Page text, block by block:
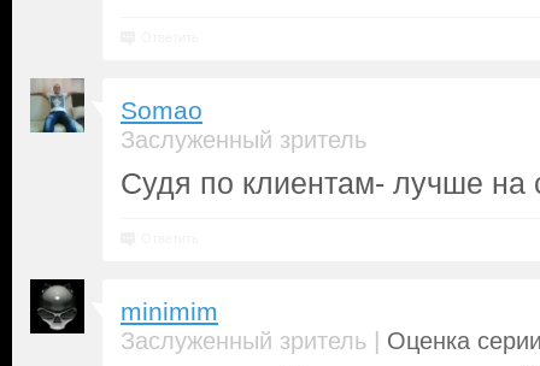
Somao
Заслуженный зритель
Судя по клиентам- лучше на
minimim
Заслуженный зритель | Оценка